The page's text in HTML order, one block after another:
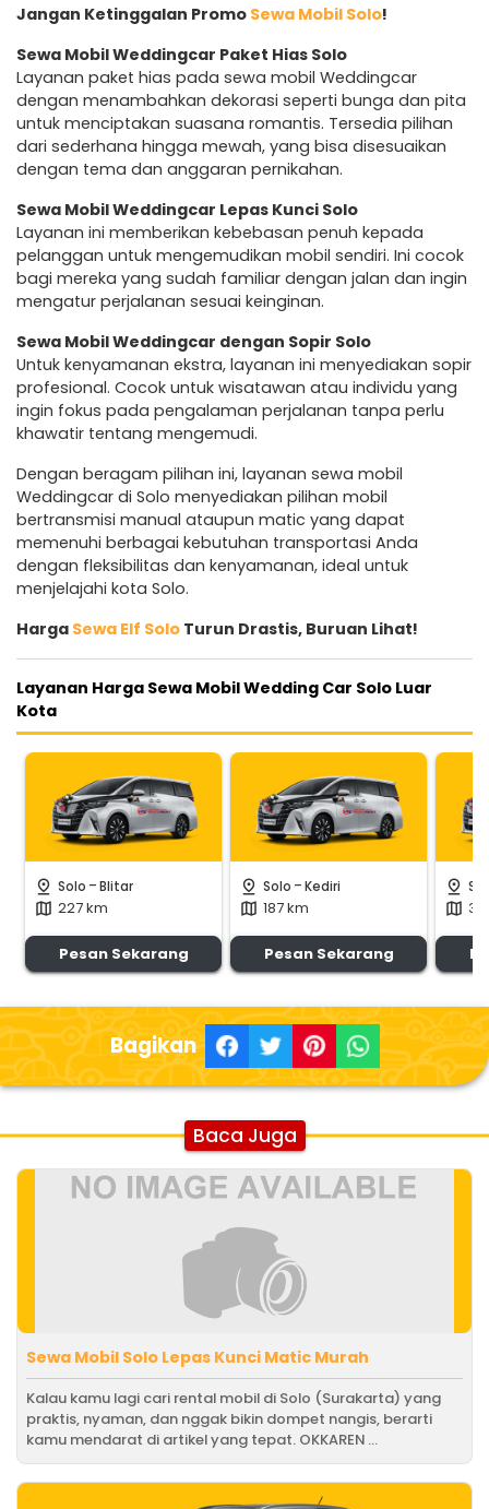
Jangan Ketinggalan Promo Sewa Mobil Solo!
Sewa Mobil Weddingcar Paket Hias Solo
Layanan paket hias pada sewa mobil Weddingcar
dengan menambahkan dekorasi seperti bunga dan pita
untuk menciptakan suasana romantis. Tersedia pilihan
dari sederhana hingga mewah, yang bisa disesuaikan
dengan tema dan anggaran pernikahan.
Sewa Mobil Weddingcar Lepas Kunci Solo
Layanan ini memberikan kebebasan penuh kepada
pelanggan untuk mengemudikan mobil sendiri. Ini cocok
bagi mereka yang sudah familiar dengan jalan dan ingin
mengatur perjalanan sesuai keinginan.
Sewa Mobil Weddingcar dengan Sopir Solo
Untuk kenyamanan ekstra, layanan ini menyediakan sopir
profesional. Cocok untuk wisatawan atau individu yang
ingin fokus pada pengalaman perjalanan tanpa perlu
khawatir tentang mengemudi.
Dengan beragam pilihan ini, layanan sewa mobil
Weddingcar di Solo menyediakan pilihan mobil
bertransmisi manual ataupun matic yang dapat
memenuhi berbagai kebutuhan transportasi Anda
dengan fleksibilitas dan kenyamanan, ideal untuk
menjelajahi kota Solo.
Harga Sewa Elf Solo Turun Drastis, Buruan Lihat!
Layanan Harga Sewa Mobil Wedding Car Solo Luar
Kota
pin_drop Solo -Blitar
map 227 km
Pesan Sekarang
pin_drop Solo -Kediri
map 187 km
Pesan Sekarang
pin_drop
map
Bagikan
Baca Juga
Sewa Mobil Solo Lepas Kunci Matic Murah
Kalau kamu lagi cari rental mobil di Solo (Surakarta) yang
praktis, nyaman, dan nggak bikin dompet nangis, berarti
kamu mendarat di artikel yang tepat. OKKAREN ...